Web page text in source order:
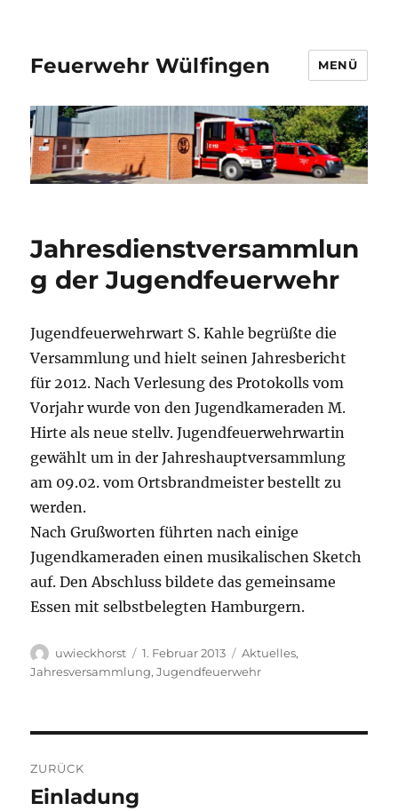
Feuerwehr Wülfingen MENÜ
Jahresdienstversammlun
g der Jugendfeuerwehr
Jugendfeuerwehrwart S. Kahle begrüßte die
Versammlung und hielt seinen Jahresbericht
für 2012. Nach Verlesung des Protokolls vom
Vorjahr wurde von den Jugendkameraden M.
Hirte als neue stellv. Jugendfeuerwehrwartin
gewählt um in der Jahreshauptversammlung
am 09.02. vom Ortsbrandmeister bestellt zu
werden.
Nach Grußworten führten nach einige
Jugendkameraden einen musikalischen Sketch
auf. Den Abschluss bildete das gemeinsame
Essen mit selbstbelegten Hamburgern.
Autor
uwieckhorst
Veröffentlicht
am
1. Februar 2013 Kategorien
Aktuelles,
Jahresversammlung,Jugendfeuerwehr
ZURÜCK
Vorheriger
Einladung